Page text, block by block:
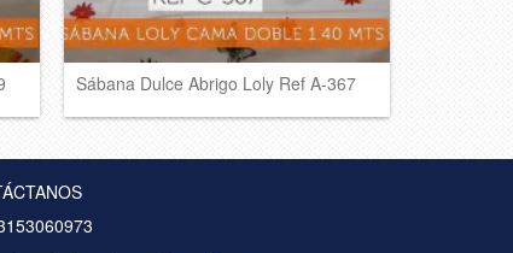
Sábana Dulce Abrigo Loly Ref A-367